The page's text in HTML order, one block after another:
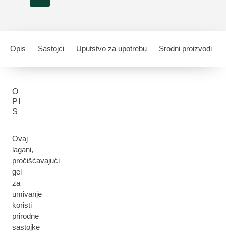
Opis Sastojci Uputstvo za upotrebu Srodni proizvodi
O
PI
S
Ovaj
lagani,
pročišćavajući
gel
za
umivanje
koristi
prirodne
sastojke